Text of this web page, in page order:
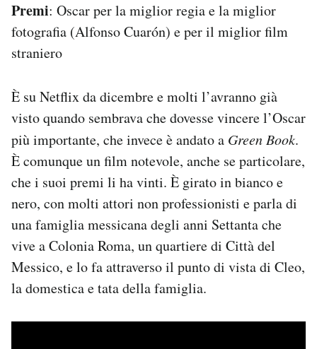
Premi: Oscar per la miglior regia e la miglior
fotografia (Alfonso Cuarón) e per il miglior film
straniero
È su Netflix da dicembre e molti l’avranno già
visto quando sembrava che dovesse vincere l’Oscar
più importante, che invece è andato a Green Book.
È comunque un film notevole, anche se particolare,
che i suoi premi li ha vinti. È girato in bianco e
nero, con molti attori non professionisti e parla di
una famiglia messicana degli anni Settanta che
vive a Colonia Roma, un quartiere di Città del
Messico, e lo fa attraverso il punto di vista di Cleo,
la domestica e tata della famiglia.